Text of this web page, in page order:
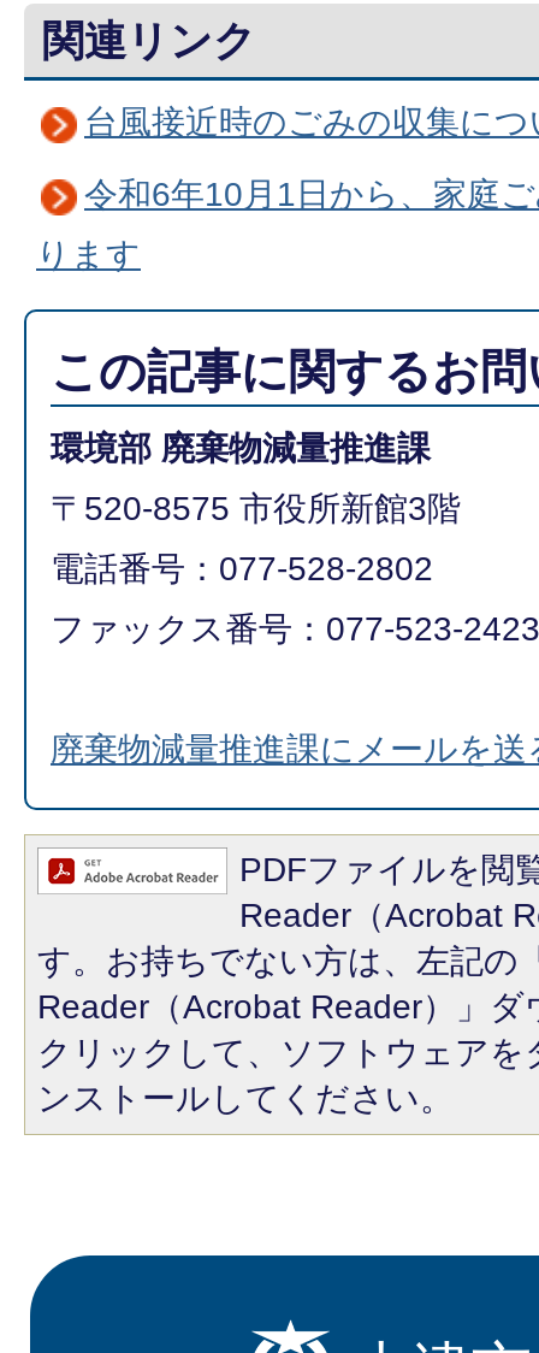
関連リンク
台風接近時のごみの収集につ
令和6年10月1日から、家庭
ります
この記事に関するお
環境部 廃棄物減量推進課
〒520-8575 市役所新館3階
電話番号：077-528-2802
ファックス番号：077-523-2423
廃棄物減量推進課にメールを送
PDFファイルを閲
Reader（Acrobat
す。お持ちでない方は、左記の
Reader（Acrobat Reader）」
クリックして、ソフトウェア
ンストールしてください。